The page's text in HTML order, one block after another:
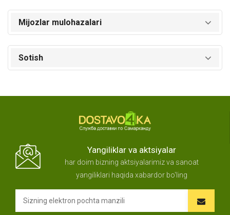
Mijozlar mulohazalari
Sotish
Yangiliklar va aktsiyalar
har doim bizning aktsiyalarimiz va sanoat
yangiliklari haqida xabardor bo'ling